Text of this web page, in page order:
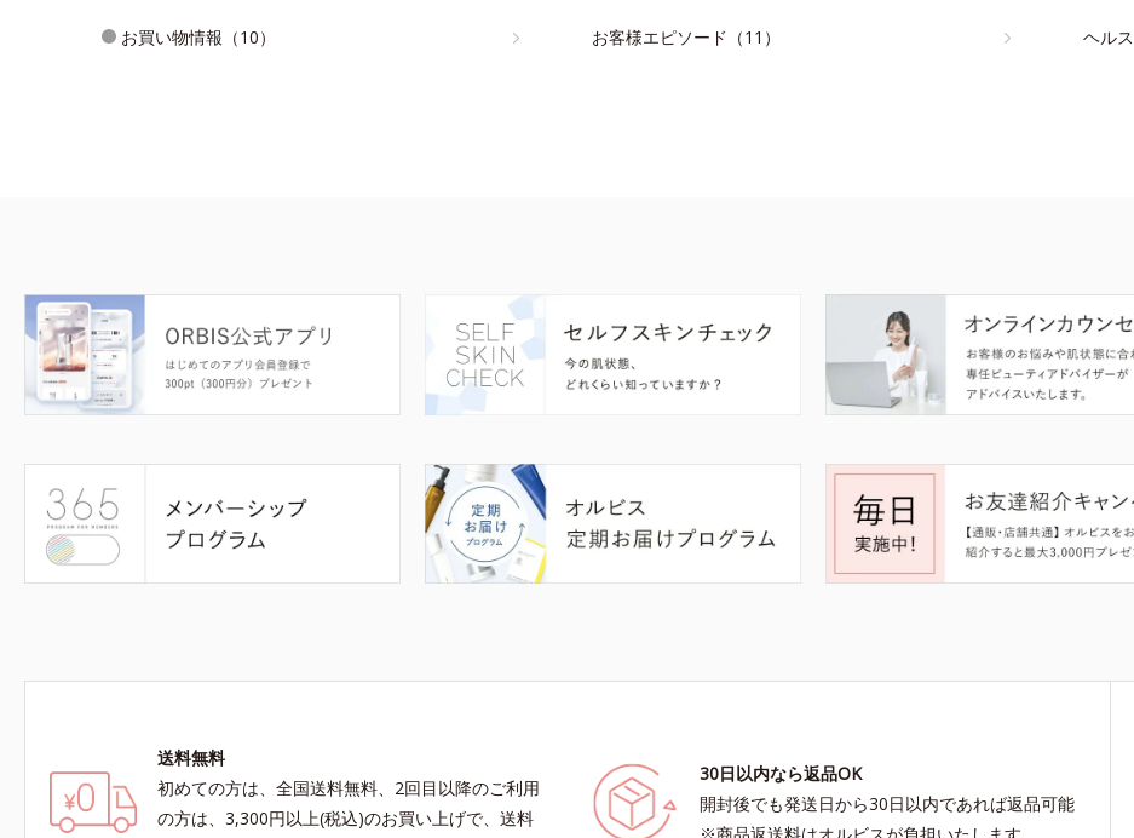
お買い物情報（10） お客様エピソード（11） ヘル
送料無料
初めての方は、全国送料無料、2回目以降のご利用
の方は、3,300円以上(税込)のお買い上げで、送料
30日以内なら返品OK
開封後でも発送日から30日以内であれば返品可能
※商品返送料はオルビスが負担いたします